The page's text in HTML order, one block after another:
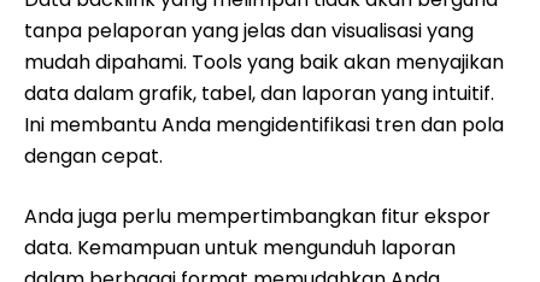
tanpa pelaporan yang jelas dan visualisasi yang
mudah dipahami. Tools yang baik akan menyajikan
data dalam grafik, tabel, dan laporan yang intuitif.
Ini membantu Anda mengidentifikasi tren dan pola
dengan cepat.
Anda juga perlu mempertimbangkan fitur ekspor
data. Kemampuan untuk mengunduh laporan